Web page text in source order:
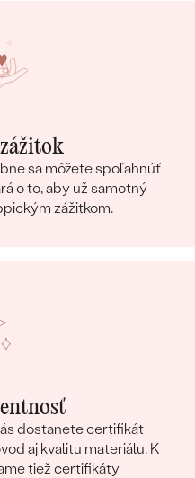
sa môžete spoľahnúť
o to, aby už samotný
zážitkom.
dostanete certifikát
aj kvalitu materiálu. K
tiež certifikáty